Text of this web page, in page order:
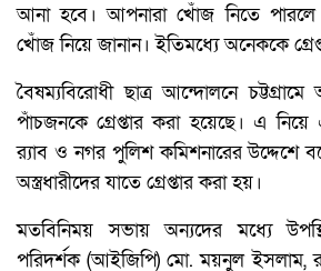
আনা হবে। আপনারা খোঁজ নিতে
খোঁজ নিয়ে জানান। ইতিমধ্যে অনেককে
বৈষম্যবিরোধী ছাত্র আন্দোলনে চট্টগ্রামে
পাঁচজনকে গ্রেপ্তার করা হয়েছে। এ নিয়ে
র‍্যাব ও নগর পুলিশ কমিশনারের উদ্দেশে
অস্ত্রধারীদের যাতে গ্রেপ্তার করা হয়।
মতবিনিময় সভায় অন্যদের মধ্যে
পরিদর্শক (আইজিপি) মো. ময়নুল ইসলাম,